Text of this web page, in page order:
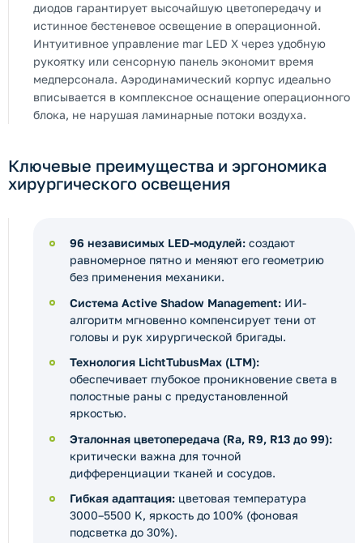
диодов гарантирует высочайшую цветопередачу и
истинное бестеневое освещение в операционной.
Интуитивное управление mar LED X через удобную
рукоятку или сенсорную панель экономит время
медперсонала. Аэродинамический корпус идеально
вписывается в комплексное оснащение операционного
блока, не нарушая ламинарные потоки воздуха.
Ключевые преимущества и эргономика
хирургического освещения
96 независимых LED-модулей: создают
равномерное пятно и меняют его геометрию
без применения механики.
Система Active Shadow Management: ИИ-
алгоритм мгновенно компенсирует тени от
головы и рук хирургической бригады.
Технология LichtTubusMax (LTM):
обеспечивает глубокое проникновение света в
полостные раны с предустановленной
яркостью.
Эталонная цветопередача (Ra, R9, R13 до 99):
критически важна для точной
дифференциации тканей и сосудов.
Гибкая адаптация: цветовая температура
3000–5500 K, яркость до 100% (фоновая
подсветка до 30%).